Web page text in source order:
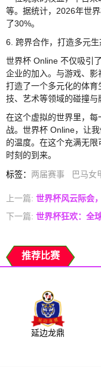
等。据统计，2026年世
了30%。
6. 跨界合作，打造多元生
世界杯 Online 不仅吸引
企业的加入。与游戏、
打造了一个多元化的体
技、艺术等领域的碰撞与
在这个虚拟的世界里，
战。世界杯 Online，让
的温度。在这个充满无
时刻的到来。
标签： 两届赛事 巴马女
上一篇: 世界杯风云际会
下一篇: 世界杯狂欢：全
推荐比赛
延边龙鼎